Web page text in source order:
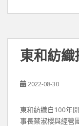
東和紡
2022-08-30
東和紡織自100年
事長蔡淑櫻與經營